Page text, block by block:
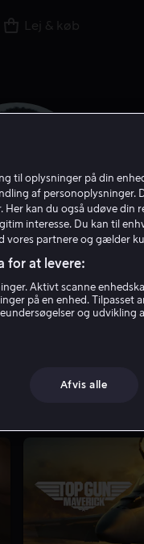
Lej & køb
Ellis
til oplysninger på din
af personoplysninger.
kan du også udøve din
interesse. Du kan til
vores partnere og gælder
for at levere:
Aktivt scanne
på en enhed. Tilpasset
og udvikling
Afvis alle